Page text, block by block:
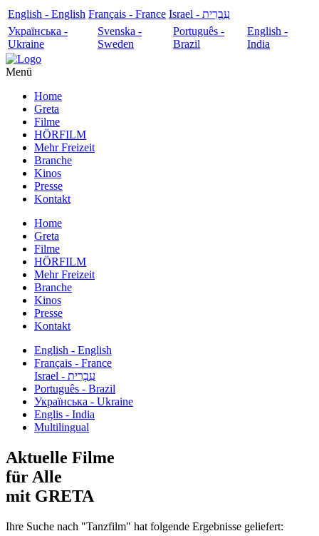
English - English Français - France
עִבְרִית - Israel
Українська -
Ukraine
Svenska -
Sweden
Português -
Brazil
English -
India
Menü
Home
Greta
Filme
HÖRFILM
Mehr Freizeit
Branche
Kinos
Presse
Kontakt
Home
Greta
Filme
HÖRFILM
Mehr Freizeit
Branche
Kinos
Presse
Kontakt
English - English
Français - France
עִבְרִית - Israel
Português - Brazil
Українська - Ukraine
Englis - India
Multilingual
Aktuelle Filme
für Alle
mit GRETA
Ihre Suche nach "Tanzfilm" hat folgende Ergebnisse geliefert: